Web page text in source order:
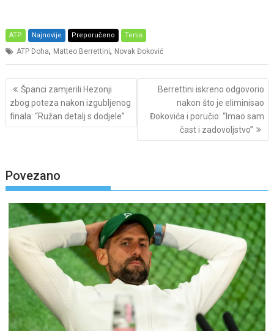
ATP Najnovije Preporučeno Tenis
ATP Doha, Matteo Berrettini, Novak Đoković
Post
navigation
Španci zamjerili Hezonji
zbog poteza nakon izgubljenog
finala: “Ružan detalj s dodjele”
Berrettini iskreno odgovorio
nakon što je eliminisao
Đokovića i poručio: “Imao sam
čast i zadovoljstvo”
Povezano